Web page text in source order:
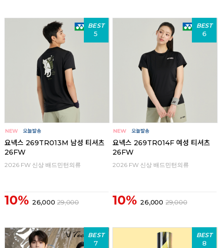
BEST
5
요넥스 269TR013M 남성 티셔츠
26FW
2026 FW 신상 배드민턴의류
10% 26,000 29,000
BEST
6
요넥스 269TR014F 여성 티셔츠
26FW
2026 FW 신상 배드민턴의류
10% 26,000 29,000
BEST
7
BEST
8